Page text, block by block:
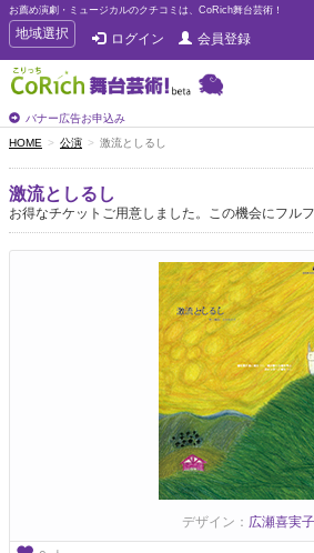
お薦め演劇・ミュージカルのクチコミは、CoRich舞台芸術！
T
o
g
g
e
n
a
v
i
g
地域選択 ログイン 会員登録
バナー広告お申込み
HOME 公演 激流としるし
激流としるし
お得なチケットご用意しました。この機会にフル
デザイン： 広瀬喜実子